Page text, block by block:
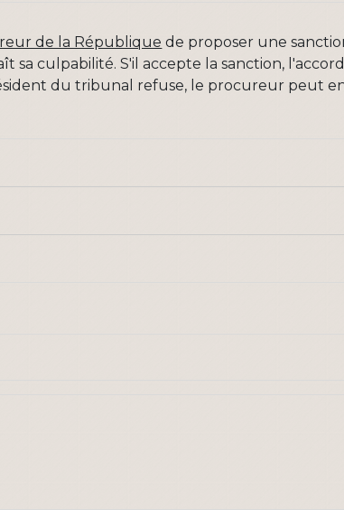
de la République de proposer une
sa culpabilité. S'il accepte la sanction,
du tribunal refuse, le procureur peut